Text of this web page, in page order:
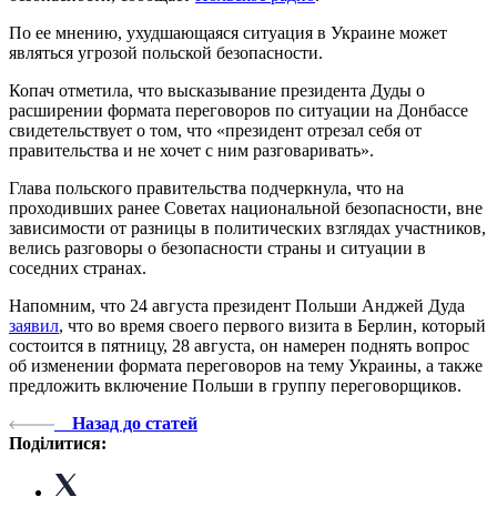
По ее мнению, ухудшающаяся ситуация в Украине может
являться угрозой польской безопасности.
Копач отметила, что высказывание президента Дуды о
расширении формата переговоров по ситуации на Донбассе
свидетельствует о том, что «президент отрезал себя от
правительства и не хочет с ним разговаривать».
Глава польского правительства подчеркнула, что на
проходивших ранее Советах национальной безопасности, вне
зависимости от разницы в политических взглядах участников,
велись разговоры о безопасности страны и ситуации в
соседних странах.
Напомним, что 24 августа президент Польши Анджей Дуда
заявил, что во время своего первого визита в Берлин, который
состоится в пятницу, 28 августа, он намерен поднять вопрос
об изменении формата переговоров на тему Украины, а также
предложить включение Польши в группу переговорщиков.
Назад до статей
Поділитися: